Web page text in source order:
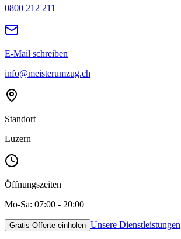
0800 212 211
E-Mail schreiben
info@meisterumzug.ch
Standort
Luzern
Öffnungszeiten
Mo-Sa: 07:00 - 20:00
Gratis Offerte einholen Unsere Dienstleistungen